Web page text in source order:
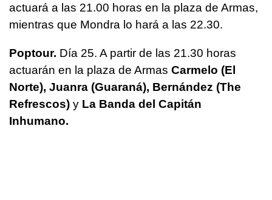
actuará a las 21.00 horas en la plaza de Armas,
mientras que Mondra lo hará a las 22.30.
Poptour. Día 25. A partir de las 21.30 horas
actuarán en la plaza de Armas Carmelo (El
Norte), Juanra (Guaraná), Bernández (The
Refrescos) y La Banda del Capitán
Inhumano.